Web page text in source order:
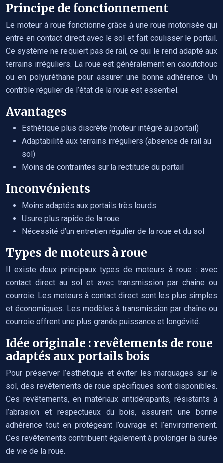
Principe de fonctionnement
Le moteur à roue fonctionne grâce à une roue motorisée qui
entre en contact direct avec le sol et fait coulisser le portail.
Ce système ne requiert pas de rail, ce qui le rend adapté aux
terrains irréguliers. La roue est généralement en caoutchouc
ou en polyuréthane pour assurer une bonne adhérence. Un
contrôle régulier de l’état de la roue est essentiel.
Avantages
Esthétique plus discrète (moteur intégré au portail)
Adaptabilité aux terrains irréguliers (absence de rail au
sol)
Moins de contraintes sur la rectitude du portail
Inconvénients
Moins adaptés aux portails très lourds
Usure plus rapide de la roue
Nécessité d’un entretien régulier de la roue et du sol
Types de moteurs à roue
Il existe deux principaux types de moteurs à roue : avec
contact direct au sol et avec transmission par chaîne ou
courroie. Les moteurs à contact direct sont les plus simples
et économiques. Les modèles à transmission par chaîne ou
courroie offrent une plus grande puissance et longévité.
Idée originale : revêtements de roue
adaptés aux portails bois
Pour préserver l’esthétique et éviter les marquages sur le
sol, des revêtements de roue spécifiques sont disponibles.
Ces revêtements, en matériaux antidérapants, résistants à
l’abrasion et respectueux du bois, assurent une bonne
adhérence tout en protégeant l’ouvrage et l’environnement.
Ces revêtements contribuent également à prolonger la durée
de vie de la roue.